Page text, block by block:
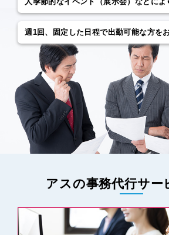
週1回、固定した⽇程で出勤可能な⽅を
アスの事務代⾏サー